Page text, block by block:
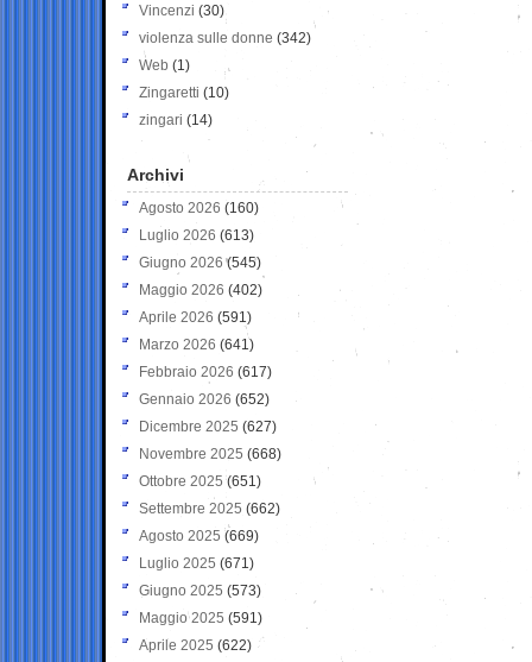
Vincenzi (30)
violenza sulle donne (342)
Web (1)
Zingaretti (10)
zingari (14)
Archivi
Agosto 2026 (160)
Luglio 2026 (613)
Giugno 2026 (545)
Maggio 2026 (402)
Aprile 2026 (591)
Marzo 2026 (641)
Febbraio 2026 (617)
Gennaio 2026 (652)
Dicembre 2025 (627)
Novembre 2025 (668)
Ottobre 2025 (651)
Settembre 2025 (662)
Agosto 2025 (669)
Luglio 2025 (671)
Giugno 2025 (573)
Maggio 2025 (591)
Aprile 2025 (622)